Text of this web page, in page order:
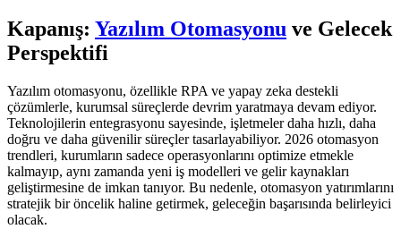
Kapanış: Yazılım Otomasyonu ve Gelecek
Perspektifi
Yazılım otomasyonu, özellikle RPA ve yapay zeka destekli
çözümlerle, kurumsal süreçlerde devrim yaratmaya devam ediyor.
Teknolojilerin entegrasyonu sayesinde, işletmeler daha hızlı, daha
doğru ve daha güvenilir süreçler tasarlayabiliyor. 2026 otomasyon
trendleri, kurumların sadece operasyonlarını optimize etmekle
kalmayıp, aynı zamanda yeni iş modelleri ve gelir kaynakları
geliştirmesine de imkan tanıyor. Bu nedenle, otomasyon yatırımlarını
stratejik bir öncelik haline getirmek, geleceğin başarısında belirleyici
olacak.